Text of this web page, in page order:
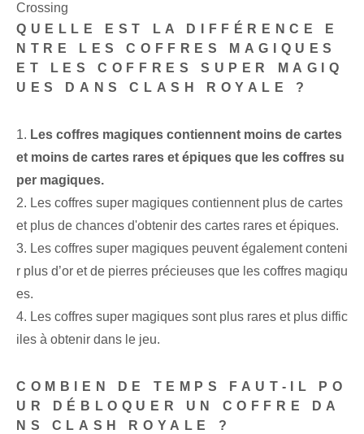
Crossing
QUELLE EST LA DIFFÉRENCE E
NTRE LES COFFRES MAGIQUES
ET LES COFFRES SUPER MAGIQ
UES DANS CLASH ROYALE ?
1. Les coffres magiques contiennent moins de cartes
et moins de cartes rares et épiques que les coffres su
per magiques.
2. Les coffres super magiques contiennent plus de cartes
et plus de chances d'obtenir des cartes rares et épiques.
3. Les coffres super magiques peuvent également conteni
r plus d’or et de pierres précieuses que les coffres magiqu
es.
4. Les coffres super magiques sont plus rares et plus diffic
iles à obtenir dans le jeu.
COMBIEN DE TEMPS FAUT-IL PO
UR DÉBLOQUER UN COFFRE DA
NS CLASH ROYALE ?